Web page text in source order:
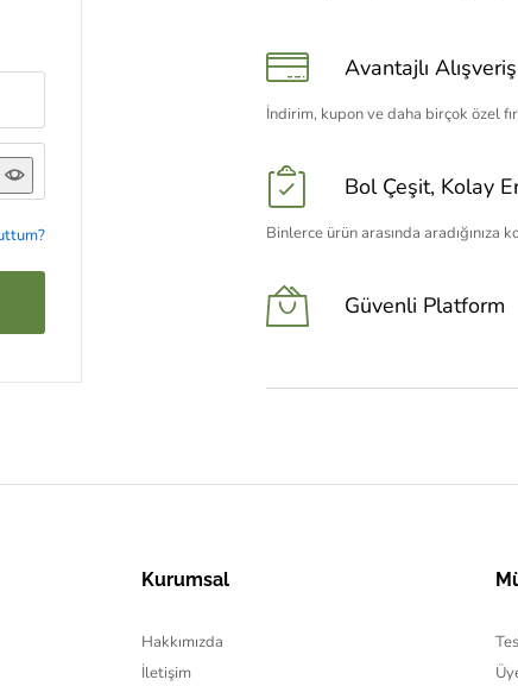
Avantajlı Alışveriş
İndirim, kupon ve daha birçok özel
Bol Çeşit, Kolay
Binlerce ürün arasında aradığınıza
Güvenli Platform
Kurumsal
Hakkımızda
İletişim